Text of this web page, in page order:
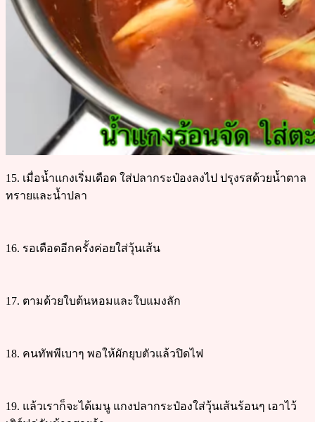
15. เมื่อน้ำแกงเริ่มเดือด ใส่ปลากระป๋องลงไป ปรุงรสด้วยน้ำตาล
ทรายและน้ำปลา
16. รอเดือดอีกครั้งค่อยใส่วุ้นเส้น
17. ตามด้วยใบต้นหอมและใบแมงลัก
18. คนทัพพีเบาๆ พอให้ผักยุบตัวแล้วปิดไฟ
19. แล้วเราก็จะได้เมนู แกงปลากระป๋องใส่วุ้นเส้นร้อนๆ เอาไว้